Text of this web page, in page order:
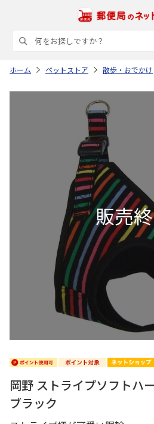
ホーム ペットストア 散歩・おでかけ
岡野 ストライプソフトハ
ブラック